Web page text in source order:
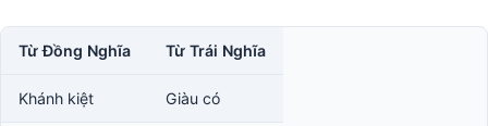
Từ Đồng Nghĩa Từ Trái Nghĩa
Khánh kiệt Giàu có